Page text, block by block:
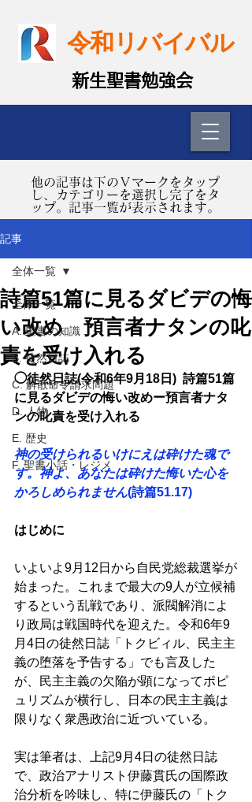
令和リバイバル
​新生聖書勉強会
​他の記事は下のＶマークをタップ
し、カテゴリーを選択し完了をタ
ップ。記事一覧が表示されます。
記事
全体一覧
A. 聖書の知識
B. 徒然日誌
C. 解散命令請求問題
D. 人物
E. 歴史
F. 聖書小話・レジメ
全体一覧
詩篇51篇に見るダビデの悔
い改め 預言者ナタンの叱
責を受け入れる
◯徒然日誌(令和6年9月18日)  詩篇51篇
に見るダビデの悔い改めー預言者ナタ
ンの叱責を受け入れる
神の受けられるいけにえは砕けた魂で
す。神よ、あなたは砕けた悔いた心を
かろしめられません(詩篇51.17)
はじめに
いよいよ9月12日から自民党総裁選挙が
始まった。これまで最大の9人が立候補
するという乱戦であり、派閥解消によ
り政局は戦国時代を迎えた。令和6年9
月4日の徒然日誌「トクビィル、民主主
義の堕落を予告する」でも言及した
が、民主主義の欠陥が顕になってポピ
ュリズムが横行し、日本の民主主義は
限りなく衆愚政治に近づいている。
実は筆者は、上記9月4日の徒然日誌
で、政治アナリスト伊藤貫氏の国際政
治分析を吟味し、特に伊藤氏の「トク